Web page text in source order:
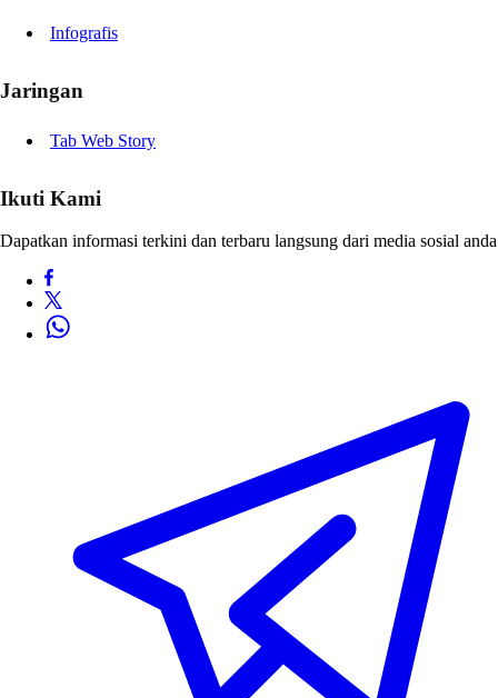
Infografis
Jaringan
Tab Web Story
Ikuti Kami
Dapatkan informasi terkini dan terbaru langsung dari media sosial anda